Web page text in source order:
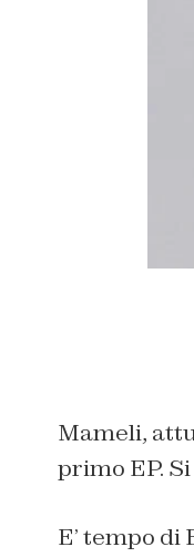
Mameli,
primo EP.
E’ tempo